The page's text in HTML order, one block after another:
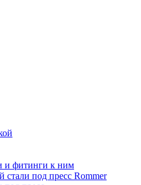
и фитинги к ним
под пресс Rommer